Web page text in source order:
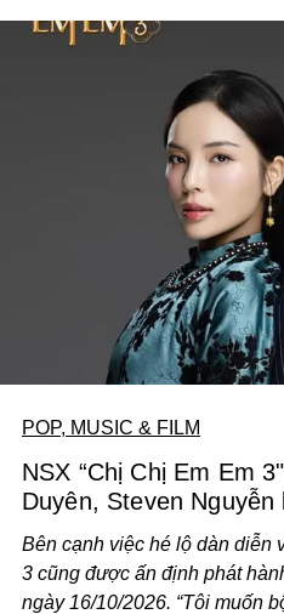
POP, MUSIC & FILM
NSX “Chị Chị Em Em
Duyên, Steven
Bên cạnh việc hé lộ dàn diễn
3 cũng được ấn định phát
ngày 16/10/2026. “Tôi muốn